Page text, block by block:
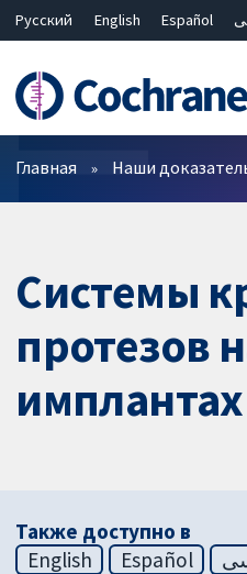
Русский English Español
Bahasa Malaysia
ไทย
繁體中文
简体中文
Фильтры
Главная Наши
Системы
протезов
имплантах
Также доступно в
English
Español